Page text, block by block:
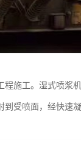
施工。湿式喷浆
到受喷面，经快速